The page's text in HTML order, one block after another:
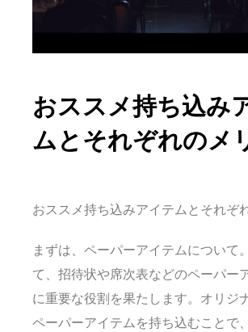
おススメ持ち込み
ムとそれぞれのメ
おススメ持ち込みアイテムとそれぞ
まずは、ペーパーアイテムについて
て、招待状や席次表などのペーパー
に重要な役割を果たします。オリジ
ペーパーアイテムを持ち込むことで